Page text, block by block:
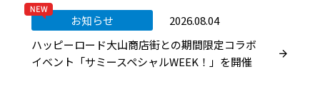
お知らせ
2026.08.04
ハッピーロード大山商店街との期間限定コラボ
イベント「サミースペシャルWEEK！」を開催